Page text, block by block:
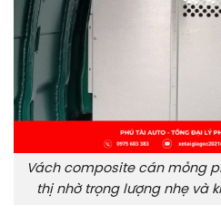
Vách composite cán mỏng
thị nhờ trọng lượng nhẹ và